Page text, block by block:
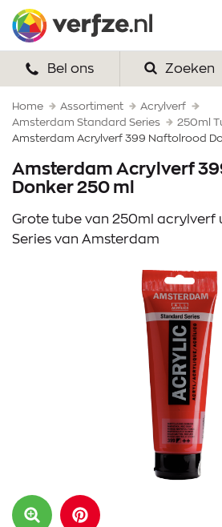
naar
content
HOME
VERF
VERFSETS
TEKENEN
VERFSPULLEN
Bel ons Zoeken
Home Assortiment
Acrylverf
Amsterdam Standard Series
250ml
Amsterdam Acrylverf 399 Naftolrood
Amsterdam Acrylverf
Donker 250 ml
Grote tube van 250ml acrylverf
Series van Amsterdam